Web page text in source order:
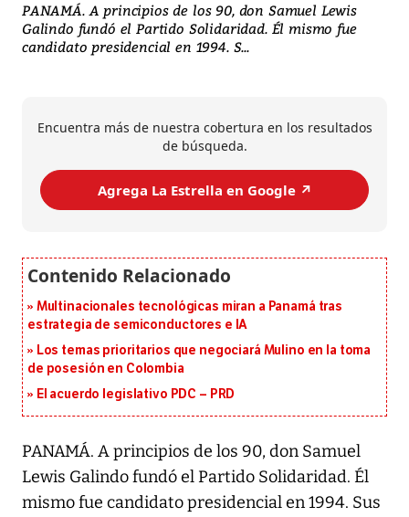
PANAMÁ. A principios de los 90, don Samuel Lewis
Galindo fundó el Partido Solidaridad. Él mismo fue
candidato presidencial en 1994. S...
Encuentra más de nuestra cobertura en los resultados
de búsqueda.
Agrega La Estrella en Google ↗️
Multinacionales tecnológicas miran a Panamá tras
estrategia de semiconductores e IA
Los temas prioritarios que negociará Mulino en la toma
de posesión en Colombia
El acuerdo legislativo PDC – PRD
PANAMÁ. A principios de los 90, don Samuel
Lewis Galindo fundó el Partido Solidaridad. Él
mismo fue candidato presidencial en 1994. Sus